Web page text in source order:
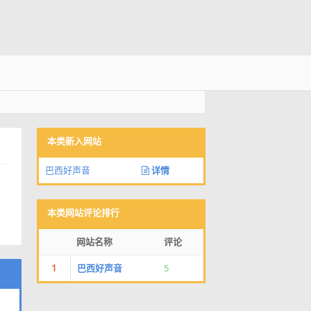
本类新入网站
巴西好声音 详情
本类网站评论排行
网站名称 评论
1 巴西好声音 5